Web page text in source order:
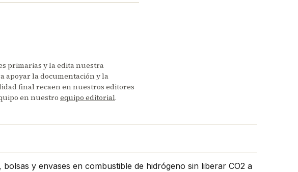
primarias y la edita nuestra
apoyar la documentación y la
final recaen en nuestros editores
en nuestroequipo editorial.
y envases en combustible de hidrógeno sin liberar CO2 a